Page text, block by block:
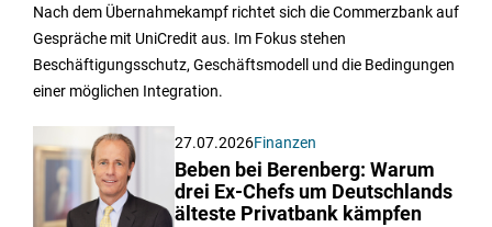
Nach dem Übernahmekampf richtet sich die Commerzbank auf
Gespräche mit UniCredit aus. Im Fokus stehen
Beschäftigungsschutz, Geschäftsmodell und die Bedingungen
einer möglichen Integration.
27.07.2026Finanzen
Beben bei Berenberg: Warum
drei Ex-Chefs um Deutschlands
älteste Privatbank kämpfen